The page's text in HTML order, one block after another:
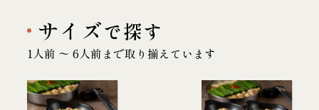
サイズで探す
1人前 〜 6人前まで取り揃えています